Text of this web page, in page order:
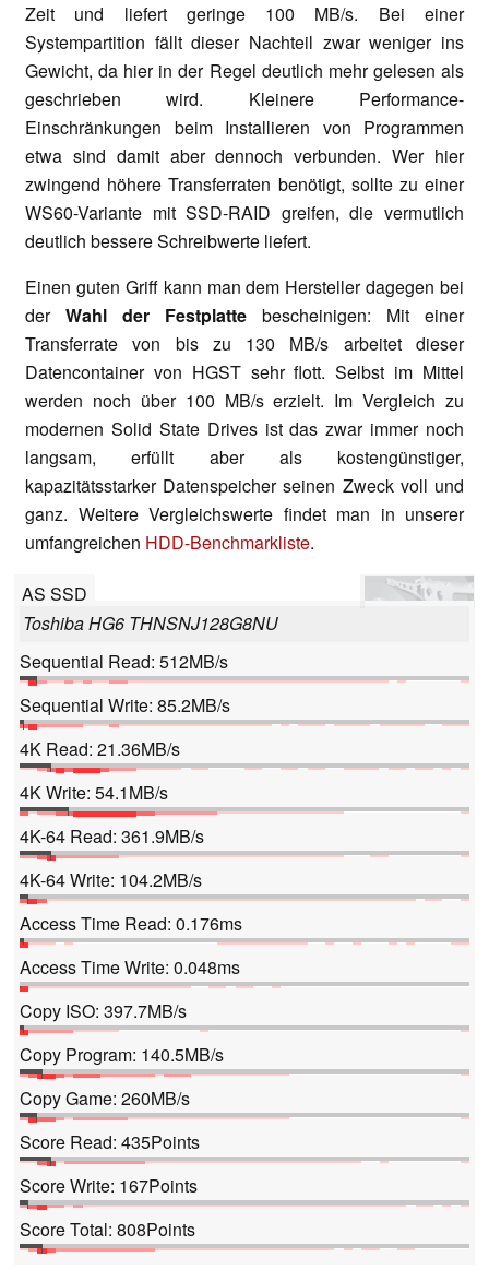
Zeit und liefert geringe 100 MB/s. Bei einer
Systempartition fällt dieser Nachteil zwar weniger ins
Gewicht, da hier in der Regel deutlich mehr gelesen als
geschrieben wird. Kleinere Performance-
Einschränkungen beim Installieren von Programmen
etwa sind damit aber dennoch verbunden. Wer hier
zwingend höhere Transferraten benötigt, sollte zu einer
WS60-Variante mit SSD-RAID greifen, die vermutlich
deutlich bessere Schreibwerte liefert.
Einen guten Griff kann man dem Hersteller dagegen bei
der Wahl der Festplatte bescheinigen: Mit einer
Transferrate von bis zu 130 MB/s arbeitet dieser
Datencontainer von HGST sehr flott. Selbst im Mittel
werden noch über 100 MB/s erzielt. Im Vergleich zu
modernen Solid State Drives ist das zwar immer noch
langsam, erfüllt aber als kostengünstiger,
kapazitätsstarker Datenspeicher seinen Zweck voll und
ganz. Weitere Vergleichswerte findet man in unserer
umfangreichen HDD-Benchmarkliste.
AS SSD
Toshiba HG6 THNSNJ128G8NU
Sequential Read: 512MB/s
Sequential Write: 85.2MB/s
4K Read: 21.36MB/s
4K Write: 54.1MB/s
4K-64 Read: 361.9MB/s
4K-64 Write: 104.2MB/s
Access Time Read: 0.176ms
Access Time Write: 0.048ms
Copy ISO: 397.7MB/s
Copy Program: 140.5MB/s
Copy Game: 260MB/s
Score Read: 435Points
Score Write: 167Points
Score Total: 808Points